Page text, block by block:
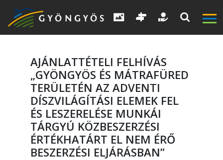
VÁROS
AJÁNLATTÉTELI FELHÍVÁS
„GYÖNGYÖS ÉS MÁTRAFÜRED
TERÜLETÉN AZ ADVENTI
DÍSZVILÁGÍTÁSI ELEMEK FEL
ÉS LESZERELÉSE MUNKÁI
TÁRGYÚ KÖZBESZERZÉSI
ÉRTÉKHATÁRT EL NEM ÉRŐ
BESZERZÉSI ELJÁRÁSBAN”